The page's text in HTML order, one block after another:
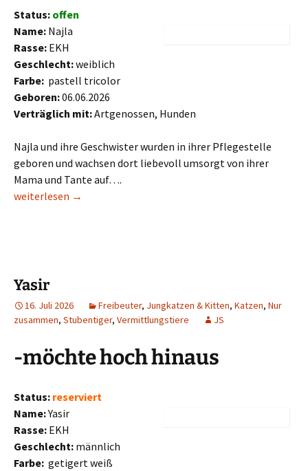
Status: offen
Name: Najla
Rasse: EKH
Geschlecht:weiblich
Farbe: pastell tricolor
Geboren:06.06.2026
Verträglich mit:Artgenossen, Hunden
Najla und ihre Geschwister wurden in ihrer Pflegestelle
geboren und wachsen dort liebevoll umsorgt von ihrer
Mama und Tante auf….
Najla
weiterlesen →
Yasir
16. Juli 2026 Freibeuter, Jungkatzen & Kitten, Katzen, Nur
zusammen, Stubentiger, Vermittlungstiere JS
-möchte hoch hinaus
Status: reserviert
Name:Yasir
Rasse: EKH
Geschlecht: männlich
Farbe: getigert weiß